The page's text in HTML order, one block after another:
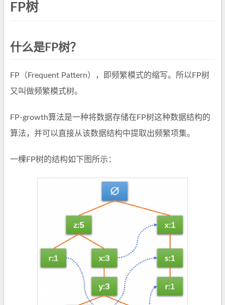
FP树
什么是FP树？
FP（Frequent Pattern），即频繁模式的缩写。所以FP树
又叫做频繁模式树。
FP-growth算法是一种将数据存储在FP树这种数据结构的
算法，并可以直接从该数据结构中提取出频繁项集。
一棵FP树的结构如下图所示：